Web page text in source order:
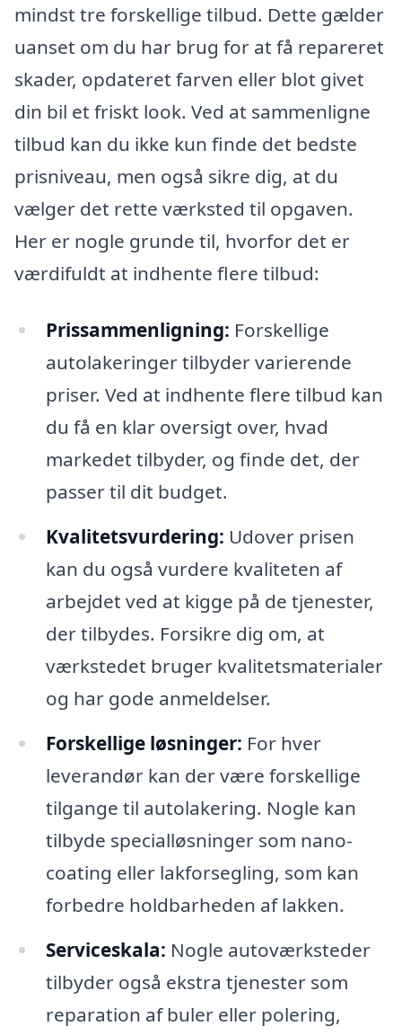
mindst tre forskellige tilbud. Dette gælder
uanset om du har brug for at få repareret
skader, opdateret farven eller blot givet
din bil et friskt look. Ved at sammenligne
tilbud kan du ikke kun finde det bedste
prisniveau, men også sikre dig, at du
vælger det rette værksted til opgaven.
Her er nogle grunde til, hvorfor det er
værdifuldt at indhente flere tilbud:
Prissammenligning: Forskellige
autolakeringer tilbyder varierende
priser. Ved at indhente flere tilbud kan
du få en klar oversigt over, hvad
markedet tilbyder, og finde det, der
passer til dit budget.
Kvalitetsvurdering: Udover prisen
kan du også vurdere kvaliteten af
arbejdet ved at kigge på de tjenester,
der tilbydes. Forsikre dig om, at
værkstedet bruger kvalitetsmaterialer
og har gode anmeldelser.
Forskellige løsninger: For hver
leverandør kan der være forskellige
tilgange til autolakering. Nogle kan
tilbyde specialløsninger som nano-
coating eller lakforsegling, som kan
forbedre holdbarheden af lakken.
Serviceskala: Nogle autoværksteder
tilbyder også ekstra tjenester som
reparation af buler eller polering,